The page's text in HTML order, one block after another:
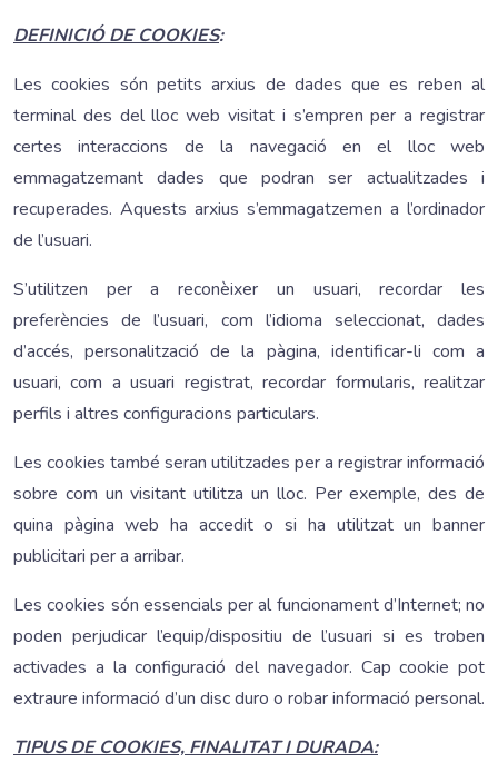
DEFINICIÓ DE COOKIES:
Les cookies són petits arxius de dades que es reben al
terminal des del lloc web visitat i s’empren per a registrar
certes interaccions de la navegació en el lloc web
emmagatzemant dades que podran ser actualitzades i
recuperades. Aquests arxius s’emmagatzemen a l’ordinador
de l’usuari.
S’utilitzen per a reconèixer un usuari, recordar les
preferències de l’usuari, com l’idioma seleccionat, dades
d’accés, personalització de la pàgina, identificar-li com a
usuari, com a usuari registrat, recordar formularis, realitzar
perfils i altres configuracions particulars.
Les cookies també seran utilitzades per a registrar informació
sobre com un visitant utilitza un lloc. Per exemple, des de
quina pàgina web ha accedit o si ha utilitzat un banner
publicitari per a arribar.
Les cookies són essencials per al funcionament d’Internet; no
poden perjudicar l’equip/dispositiu de l’usuari si es troben
activades a la configuració del navegador. Cap cookie pot
extraure informació d’un disc duro o robar informació personal.
TIPUS DE COOKIES, FINALITAT I DURADA: